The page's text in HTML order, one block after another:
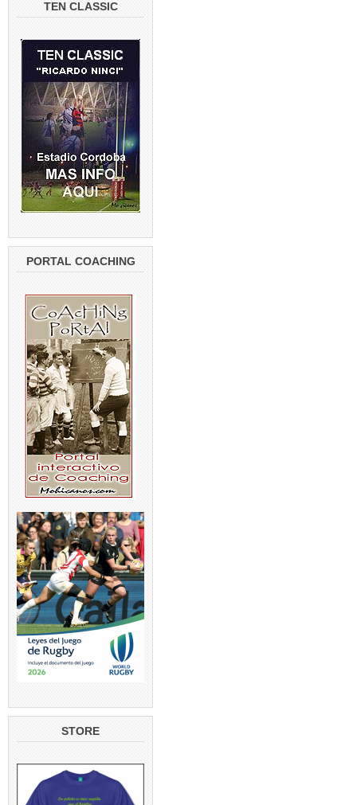
TEN CLASSIC
PORTAL COACHING
STORE